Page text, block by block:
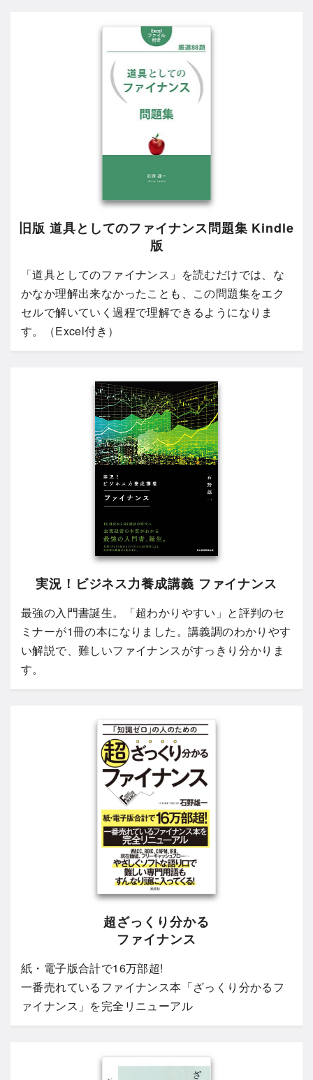
旧版 道具としてのファイナンス問題集 Kindle
版
「道具としてのファイナンス」を読むだけでは、な
かなか理解出来なかったことも、この問題集をエク
セルで解いていく過程で理解できるようになりま
す。（Excel付き）
実況！ビジネス力養成講義 ファイナンス
最強の入門書誕生。「超わかりやすい」と評判のセ
ミナーが1冊の本になりました。講義調のわかりやす
い解説で、難しいファイナンスがすっきり分かりま
す。
超ざっくり分かる
ファイナンス
紙・電子版合計で16万部超!
一番売れているファイナンス本「ざっくり分かるフ
ァイナンス」を完全リニューアル